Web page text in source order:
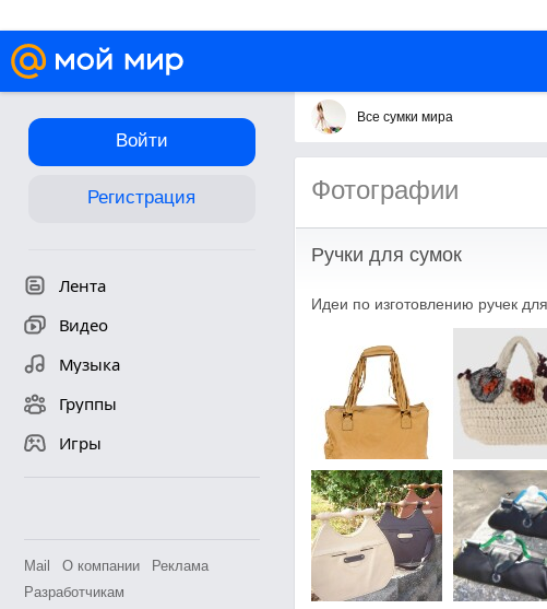
Войти
Регистрация
Лента
Видео
Музыка
Группы
Игры
Mail О компании
Реклама
Разработчикам
Все сумки мира
Фотографии
Ручки для сумок
Идеи по изготовлению ручек